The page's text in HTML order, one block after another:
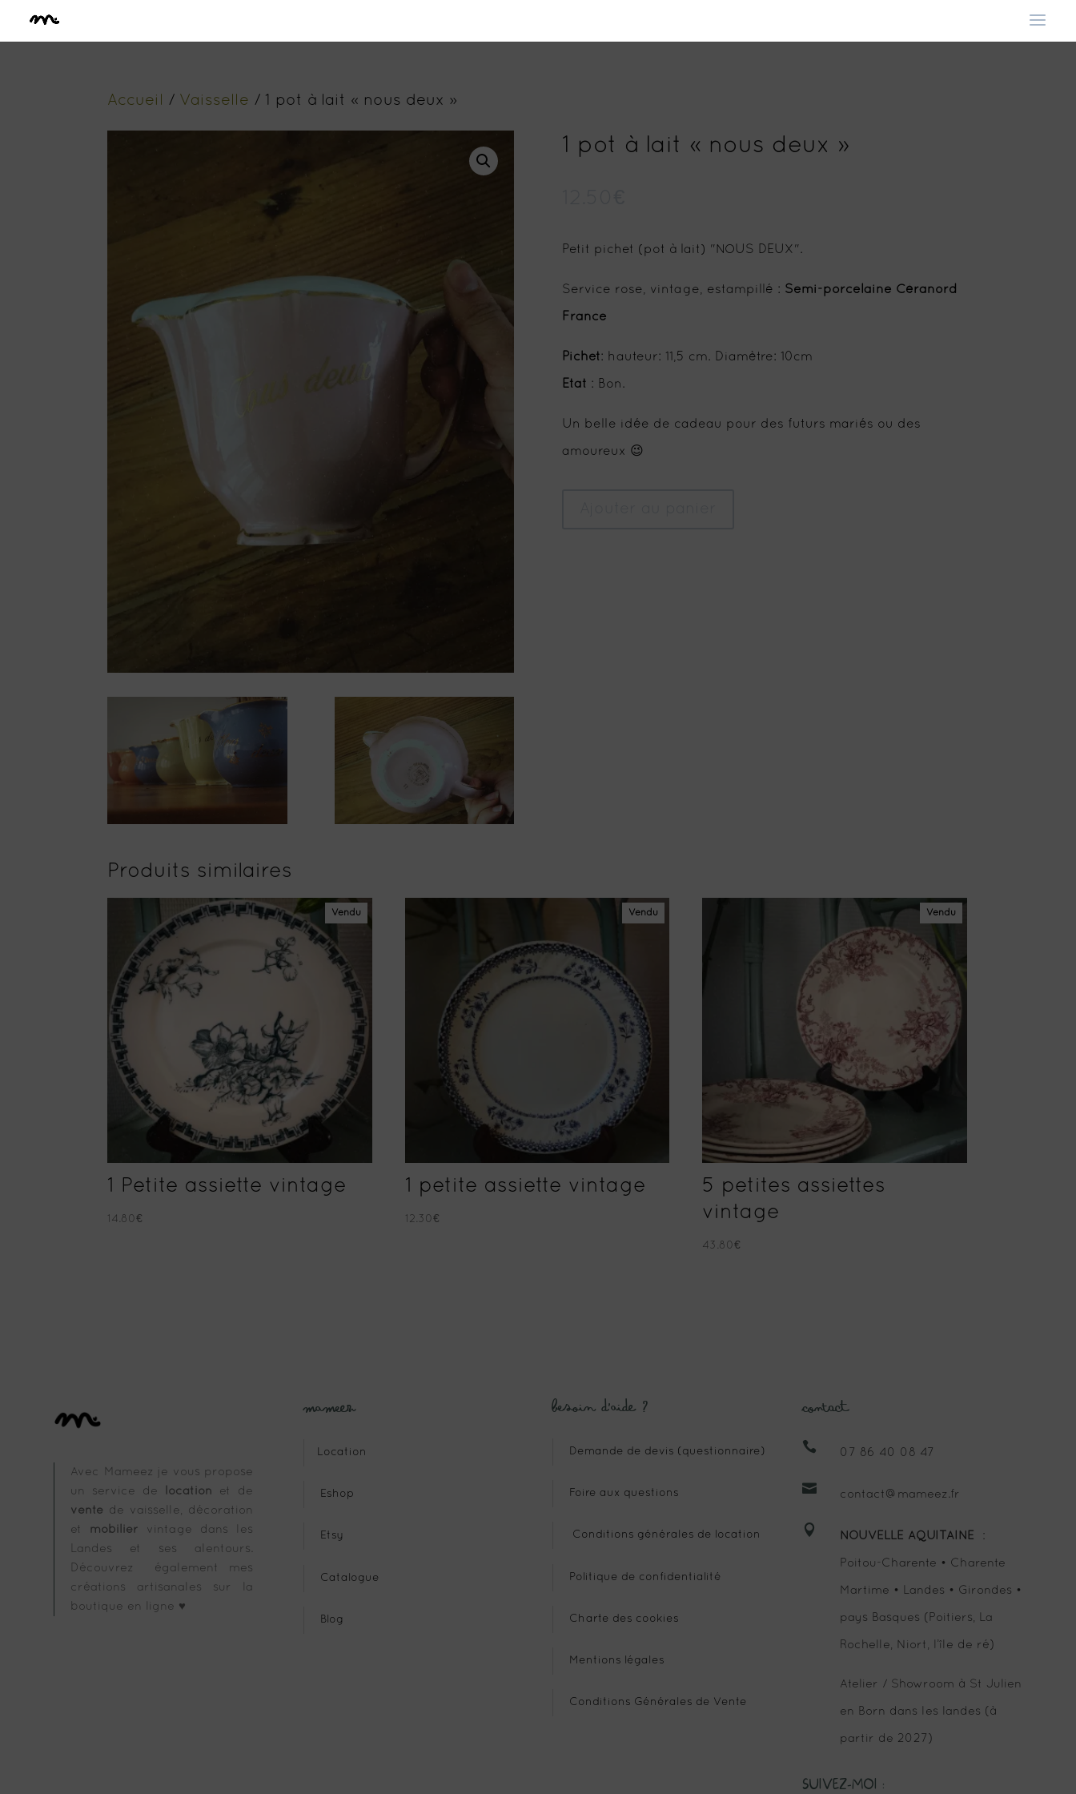
Accueil / Vaisselle / 1 pot à lait « nous deux »
1 pot à lait « nous deux »
Petit pichet (pot à lait) "NOUS DEUX".
Service rose, vintage, estampillé : Semi-porcelaine Céranord
France
Pichet: hauteur: 11,5 cm. Diamètre: 10cm
Etat : Bon.
Un belle idée de cadeau pour des futurs mariés ou des
amoureux 😉
Produits similaires
Vendu
1 Petite assiette vintage
14.80€
Vendu
1 petite assiette vintage
12.30€
Vendu
5 petites assiettes
vintage
43.80€
Avec Mameez je vous propose
un service de
location et de
vente de vaisselle, décoration
et mobilier vintage dans les
Landes et ses alentours.
Découvrez également mes
créations artisanales sur la
boutique en ligne ♥
Mameez
Location
Eshop
Etsy
Catalogue
Blog
Besoin d’aide ?
Demande de devis (questionnaire)
Foire aux questions
Conditions générales de location
Politique de confidentialité
Charte des cookies
Mentions légales
Conditions Générales de Vente
Contact
 07 86 40 08 47
 contact@mameez.fr
 NOUVELLE AQUITAINE :
Poitou-Charente • Charente
Martime • Landes • Girondes •
pays Basques (Poitiers, La
Rochelle, Niort, l’île de ré)
Atelier / Showroom à St Julien
en Born dans les landes (à
partir de 2027)
SUIVEZ-MOI :